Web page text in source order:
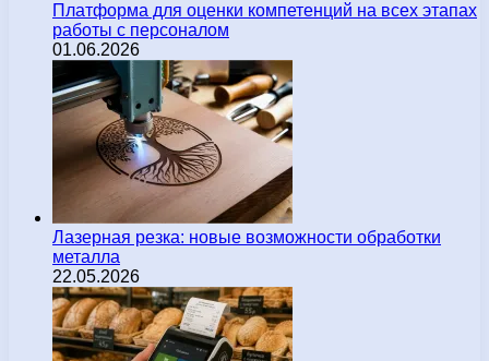
Платформа для оценки компетенций на всех этапах
работы с персоналом
01.06.2026
Лазерная резка: новые возможности обработки
металла
22.05.2026